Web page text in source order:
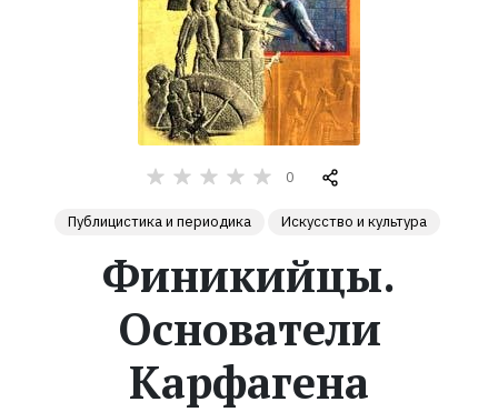
обсуждаемые
Экранизации
0
Публицистика и периодика Искусство и культура
Финикийцы.
Основатели
Карфагена